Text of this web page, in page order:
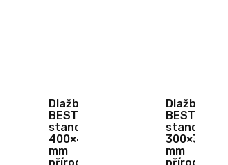
Dlažba
BEST
standard
400×400×50
mm
Dlažba
BEST
standard
300×300×50
mm